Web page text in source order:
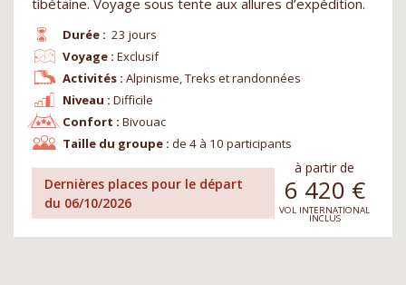
tibétaine. Voyage sous tente aux allures d’expédition.
Durée : 23 jours
Niveau : Difficile
Voyage : Exclusif
Confort : Bivouac
Activités : Alpinisme, Treks et randonnées
Taille du groupe : de 4 à 10 participants
Dernières places pour le départ
du 06/10/2026
à partir de
6 420 €
VOL INTERNATIONAL
INCLUS